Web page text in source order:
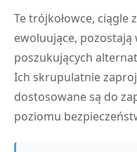
Te trójkołowce, ciągle
ewoluujące,
poszukujących
Ich skrupulatnie
dostosowane są do
poziomu